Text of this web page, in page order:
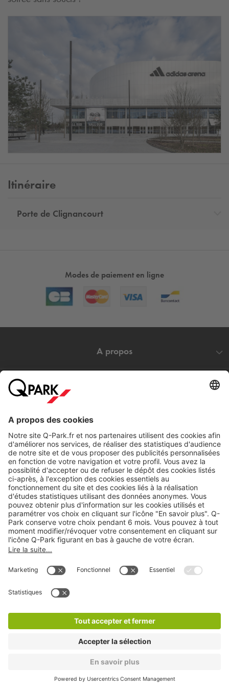
Itinéraire
Porte de Clignancourt
Modes de paiement en ligne
A propos
Nos services
Cookies
Copyright
CGV
CGU
Informations légales
* Réduction appliquée par rapport aux tarifs d'un